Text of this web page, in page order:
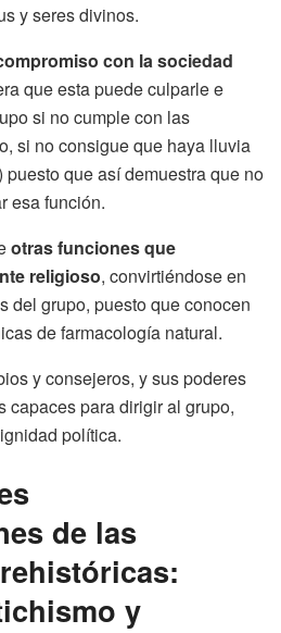
y seres divinos.
con la sociedad
que esta puede culparle e
si no cumple con las
si no consigue que haya lluvia
que así demuestra que no
esa función.
otras funciones que
religioso, convirtiéndose en
del grupo, puesto que conocen
de farmacología natural.
y consejeros, y sus poderes
capaces para dirigir al grupo,
política.
de las
y